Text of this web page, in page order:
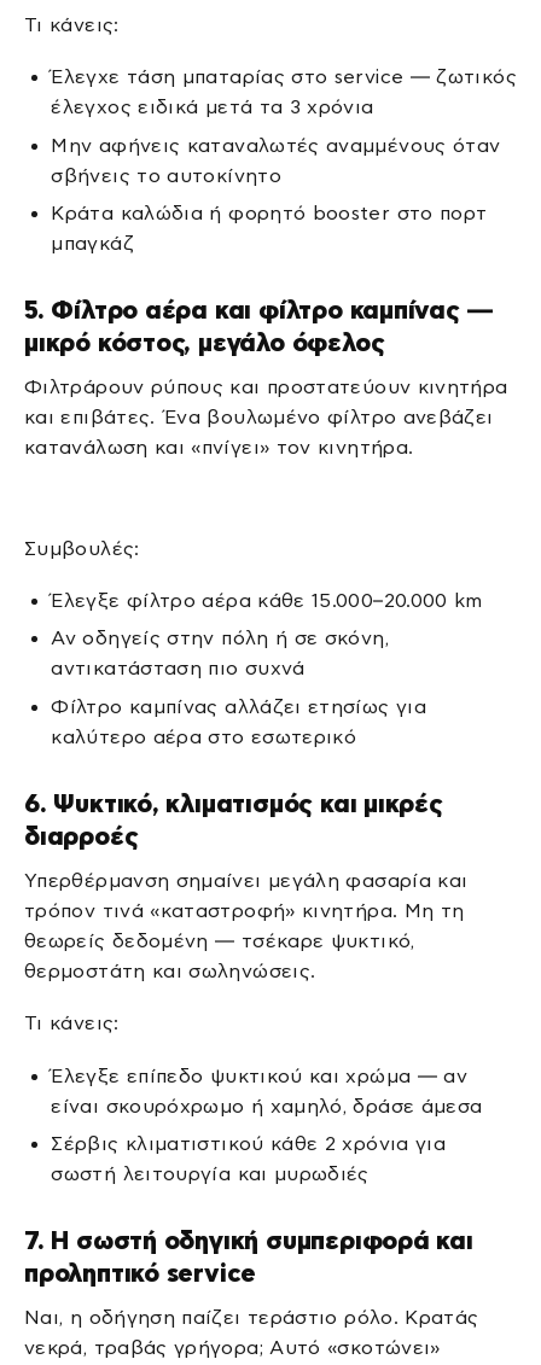
Τι κάνεις:
Έλεγχε τάση μπαταρίας στο service — ζωτικός
έλεγχος ειδικά μετά τα 3 χρόνια
Μην αφήνεις καταναλωτές αναμμένους όταν
σβήνεις το αυτοκίνητο
Κράτα καλώδια ή φορητό booster στο πορτ
μπαγκάζ
5. Φίλτρο αέρα και φίλτρο καμπίνας —
μικρό κόστος, μεγάλο όφελος
Φιλτράρουν ρύπους και προστατεύουν κινητήρα
και επιβάτες. Ένα βουλωμένο φίλτρο ανεβάζει
κατανάλωση και «πνίγει» τον κινητήρα.
Συμβουλές:
Έλεγξε φίλτρο αέρα κάθε 15.000–20.000 km
Αν οδηγείς στην πόλη ή σε σκόνη,
αντικατάσταση πιο συχνά
Φίλτρο καμπίνας αλλάζει ετησίως για
καλύτερο αέρα στο εσωτερικό
6. Ψυκτικό, κλιματισμός και μικρές
διαρροές
Υπερθέρμανση σημαίνει μεγάλη φασαρία και
τρόπον τινά «καταστροφή» κινητήρα. Μη τη
θεωρείς δεδομένη — τσέκαρε ψυκτικό,
θερμοστάτη και σωληνώσεις.
Τι κάνεις:
Έλεγξε επίπεδο ψυκτικού και χρώμα — αν
είναι σκουρόχρωμο ή χαμηλό, δράσε άμεσα
Σέρβις κλιματιστικού κάθε 2 χρόνια για
σωστή λειτουργία και μυρωδιές
7. Η σωστή οδηγική συμπεριφορά και
προληπτικό service
Ναι, η οδήγηση παίζει τεράστιο ρόλο. Κρατάς
νεκρά, τραβάς γρήγορα; Αυτό «σκοτώνει»